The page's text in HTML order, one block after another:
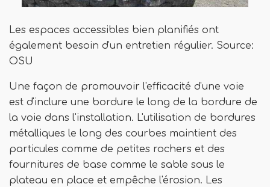
Les espaces accessibles bien planifiés ont
également besoin d'un entretien régulier. Source:
OSU
Une façon de promouvoir l'efficacité d'une voie
est d'inclure une bordure le long de la bordure de
la voie dans l'installation. L'utilisation de bordures
métalliques le long des courbes maintient des
particules comme de petites rochers et des
fournitures de base comme le sable sous le
plateau en place et empêche l'érosion. Les